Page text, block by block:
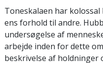
Toneskalaen har
ens forhold til andre.
undersøgelse af
arbejde inden for dette
beskrivelse af holdninger